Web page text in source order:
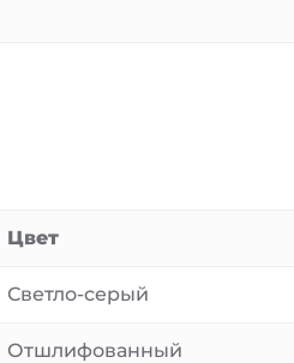
Цвет
Светло-серый
Отшлифованный